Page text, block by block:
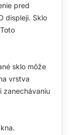
pred
displeji. Sklo
sklo môže
vrstva
zanechávaniu